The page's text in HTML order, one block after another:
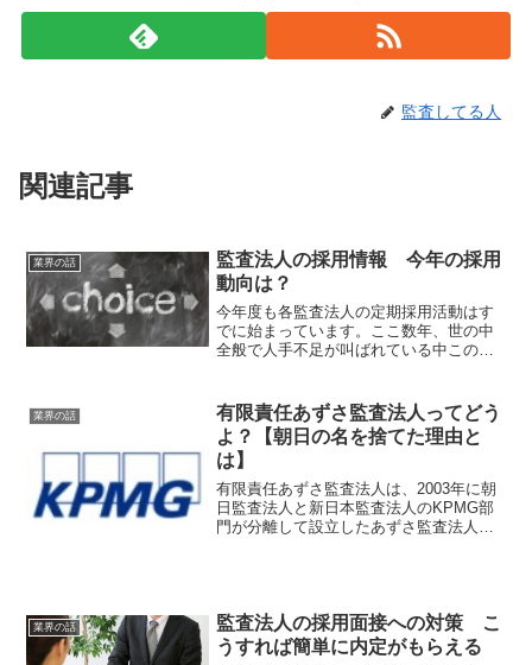
監査してる人
関連記事
業界の話
監査法人の採用情報 今年の採用
動向は？
今年度も各監査法人の定期採用活動はす
でに始まっています。ここ数年、世の中
全般で人手不足が叫ばれている中この業
でしょうか。受験生の皆さんも乗り遅れ
ることがないようにしっか...
業界の話
有限責任あずさ監査法人ってどう
よ？【朝日の名を捨てた理由と
は】
有限責任あずさ監査法人は、2003年に朝
日監査法人と新日本監査法人のKPMG部
門が分離して設立したあずさ監査法人と
業界の話
監査法人の採用面接への対策 こ
うすれば簡単に内定がもらえる